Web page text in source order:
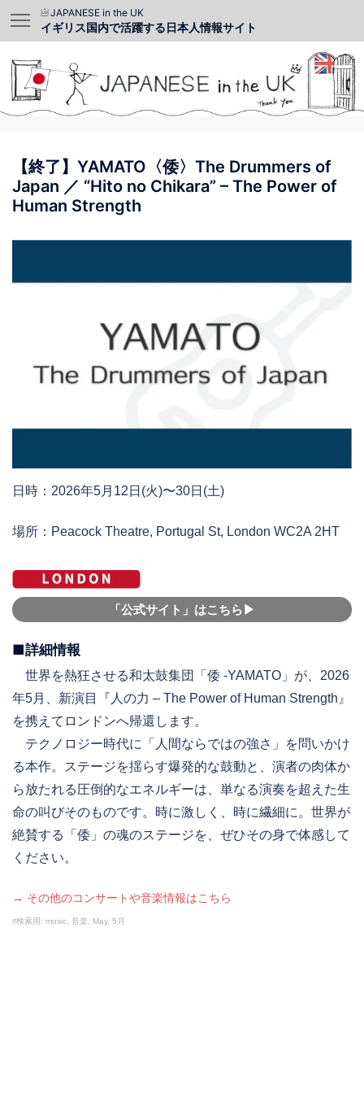
JAPANESE in the UK
イギリス国内で活躍する日本人情報サイト
【終了】YAMATO〈倭〉The Drummers of
Japan ／ “Hito no Chikara” – The Power of
Human Strength
日時：2026年5月12日(火)〜30日(土)
場所：Peacock Theatre, Portugal St, London WC2A 2HT
「公式サイト」はこちら▶︎
■詳細情報
世界を熱狂させる和太鼓集団「倭 -YAMATO」が、2026
年5月、新演目『人の力 – The Power of Human Strength』
を携えてロンドンへ帰還します。
テクノロジー時代に「人間ならではの強さ」を問いかけ
る本作。ステージを揺らす爆発的な鼓動と、演者の肉体か
ら放たれる圧倒的なエネルギーは、単なる演奏を超えた生
命の叫びそのものです。時に激しく、時に繊細に。世界が
絶賛する「倭」の魂のステージを、ぜひその身で体感して
ください。
→ その他のコンサートや音楽情報はこちら
♯検索用: music, 音楽, May, 5月